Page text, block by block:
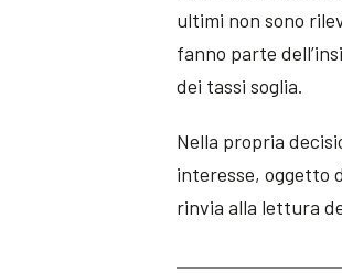
ultimi non sono
fanno parte
dei tassi soglia.
Nella propria
interesse, oggetto
rinvia alla lettura